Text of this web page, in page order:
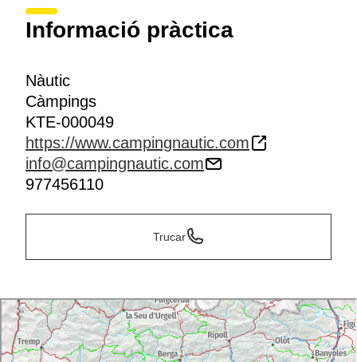
Informació pràctica
Nàutic
Càmpings
KTE-000049
https://www.campingnautic.com
info@campingnautic.com
977456110
Trucar